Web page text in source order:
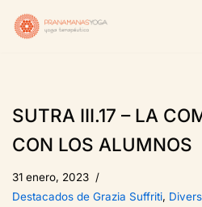
Saltar
SUTRA III.17 – LA
CON LOS ALUMNOS
31 enero, 2023
Destacados de Grazia Suffriti,